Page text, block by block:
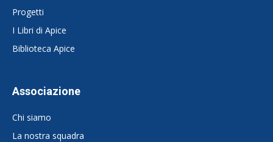
Progetti
I Libri di Apice
Biblioteca Apice
Associazione
Chi siamo
La nostra squadra